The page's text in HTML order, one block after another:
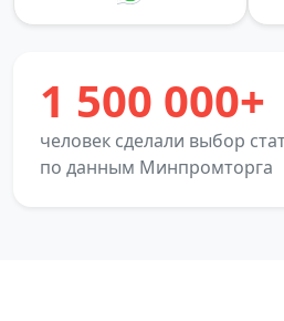
1 500 000+
человек сделали выбор
по данным Минпромторга